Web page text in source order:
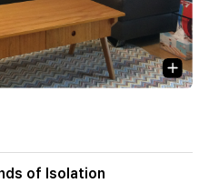
of Isolation